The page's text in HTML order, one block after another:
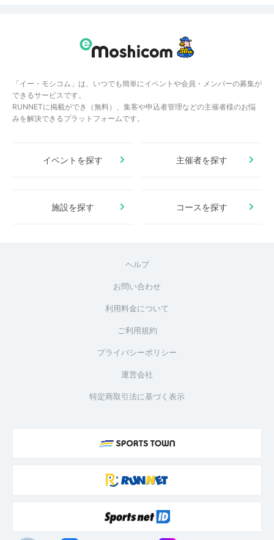
「イー・モシコム」は、いつでも簡単にイベントや会員・メンバーの募集が
できるサービスです。
RUNNETに掲載ができ（無料）、集客や申込者管理などの主催者様のお悩
みを解決できるプラットフォームです。
イベントを探す 主催者を探す
施設を探す コースを探す
ヘルプ
お問い合わせ
利用料金について
ご利用規約
プライバシーポリシー
運営会社
特定商取引法に基づく表示